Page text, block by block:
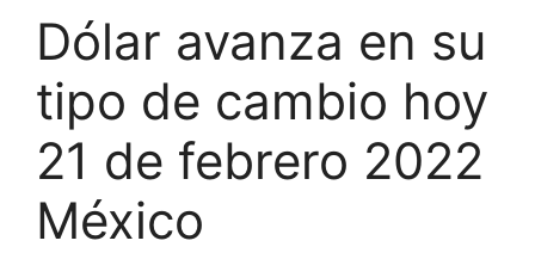
Dólar avanza en su
tipo de cambio hoy
21 de febrero 2022
México